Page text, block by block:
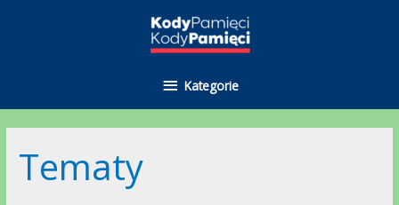
Kategorie
Kategorie
Tematy